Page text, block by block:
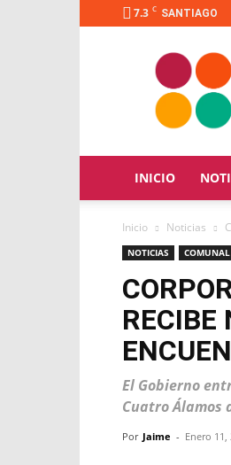
7.3 C SANTIAGO
INICIO
Inicio Noticias
NOTICIAS COMUNAL
RECIBE
El Gobierno
Cuatro Álamos
Por Jaime - Enero 11,